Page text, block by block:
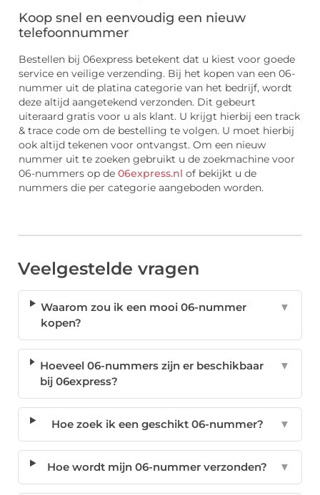
Koop snel en eenvoudig een nieuw
telefoonnummer
Bestellen bij 06express betekent dat u kiest voor goede
service en veilige verzending. Bij het kopen van een 06-
nummer uit de platina categorie van het bedrijf, wordt
deze altijd aangetekend verzonden. Dit gebeurt
uiteraard gratis voor u als klant. U krijgt hierbij een track
& trace code om de bestelling te volgen. U moet hierbij
ook altijd tekenen voor ontvangst. Om een nieuw
nummer uit te zoeken gebruikt u de zoekmachine voor
06-nummers op de 06express.nl of bekijkt u de
nummers die per categorie aangeboden worden.
Veelgestelde vragen
Waarom zou ik een mooi 06-nummer
kopen?
▼
Hoeveel 06-nummers zijn er beschikbaar
bij 06express?
▼
Hoe zoek ik een geschikt 06-nummer? ▼
Hoe wordt mijn 06-nummer verzonden? ▼